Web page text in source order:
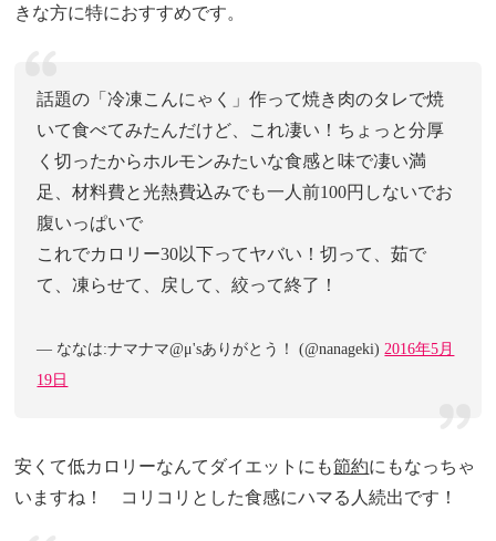
きな方に特におすすめです。
話題の「冷凍こんにゃく」作って焼き肉のタレで焼
いて食べてみたんだけど、これ凄い！ちょっと分厚
く切ったからホルモンみたいな食感と味で凄い満
足、材料費と光熱費込みでも一人前100円しないでお
腹いっぱいで
これでカロリー30以下ってヤバい！切って、茹で
て、凍らせて、戻して、絞って終了！
— ななは:ナマナマ@μ'sありがとう！ (@nanageki) 2016年5月
19日
安くて低カロリーなんてダイエットにも節約にもなっちゃ
いますね！ コリコリとした食感にハマる人続出です！